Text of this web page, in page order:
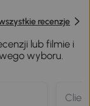
recenzje
lub filmie i
wyboru.